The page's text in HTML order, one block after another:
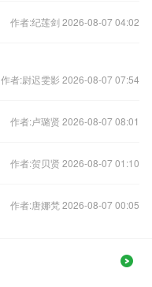
作者:纪莲剑 2026-08-07 04:02
作者:尉迟雯影 2026-08-07 07:54
作者:卢璐贤 2026-08-07 08:01
作者:贺贝贤 2026-08-07 01:10
作者:唐娜梵 2026-08-07 00:05